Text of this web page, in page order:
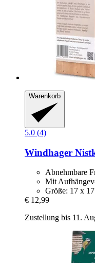
Warenkorb
5.0 (4)
Windhager
Abnehmbare
Mit
Größe: 17 x
€ 12,99
Zustellung bis 11.